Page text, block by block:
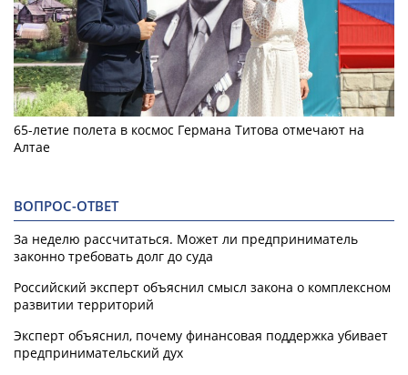
65-летие полета в космос Германа Титова отмечают на
Алтае
ВОПРОС-ОТВЕТ
За неделю рассчитаться. Может ли предприниматель
законно требовать долг до суда
Российский эксперт объяснил смысл закона о комплексном
развитии территорий
Эксперт объяснил, почему финансовая поддержка убивает
предпринимательский дух